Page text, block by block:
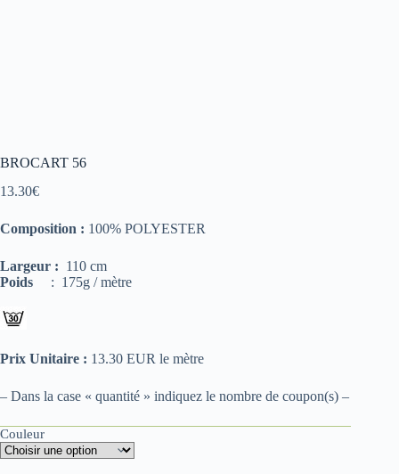
BROCART 56
13.30€
Composition : 100% POLYESTER
Largeur : 110 cm
Poids
: 175g / mètre
Prix Unitaire : 13.30 EUR le mètre
– Dans la case « quantité » indiquez le nombre de coupon(s) –
Couleur